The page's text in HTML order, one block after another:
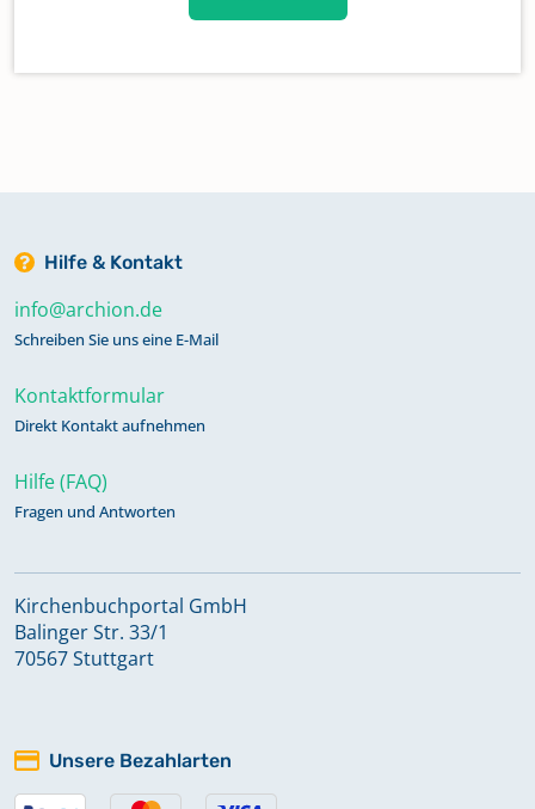
Hilfe & Kontakt
info@archion.de
Schreiben Sie uns eine E-Mail
Kontaktformular
Direkt Kontakt aufnehmen
Hilfe (FAQ)
Fragen und Antworten
Kirchenbuchportal GmbH
Balinger Str. 33/1
70567 Stuttgart
Unsere Bezahlarten